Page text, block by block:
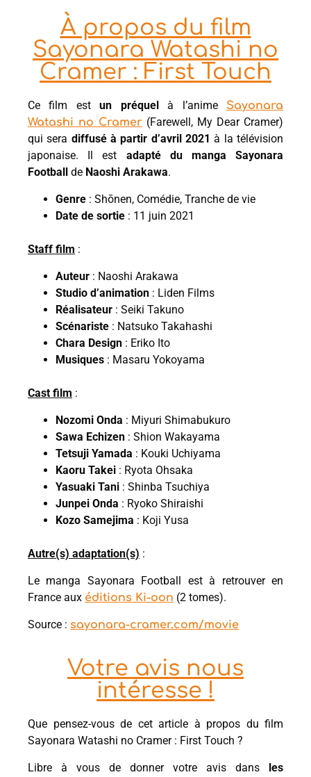
À propos du film
Sayonara Watashi no
Cramer : First Touch
Ce film estun préquel à l’anime Sayonara
Watashi no Cramer (Farewell, My Dear Cramer)
qui sera diffusé à partir d’avril 2021 à la télévision
japonaise. Il est adapté du manga Sayonara
Football
de Naoshi Arakawa.
Genre : Shōnen, Comédie, Tranche de vie
Date de sortie : 11 juin 2021
Staff film :
Auteur : Naoshi Arakawa
Studio d’animation : Liden Films
Réalisateur : Seiki Takuno
Scénariste : Natsuko Takahashi
Chara Design : Eriko Ito
Musiques : Masaru Yokoyama
Cast film :
Nozomi Onda : Miyuri Shimabukuro
Sawa Echizen : Shion Wakayama
Tetsuji Yamada : Kouki Uchiyama
Kaoru Takei : Ryota Ohsaka
Yasuaki Tani : Shinba Tsuchiya
Junpei Onda : Ryoko Shiraishi
Kozo Samejima : Koji Yusa
Autre(s) adaptation(s) :
Le manga Sayonara Football est à retrouver en
France aux éditions Ki-oon (2 tomes).
Source : sayonara-cramer.com/movie
Votre avis nous
intéresse !
Que pensez-vous de cet article à propos du film
Sayonara Watashi no Cramer : First Touch ?
Libre à vous de donner votre avis dans
les